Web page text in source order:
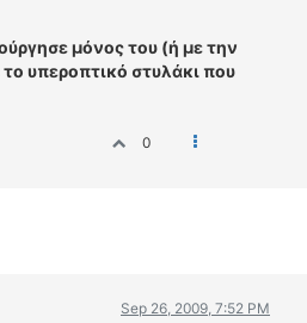
μόνος του (ή με την
υπεροπτικό στυλάκι που
0
Sep 26, 2009, 7:52 PM